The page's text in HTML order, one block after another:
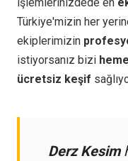
işlemlerinizdede en
Türkiye'mizin her
ekiplerimizin
istiyorsanız bizi
ücretsiz keşif
Derz Kesim